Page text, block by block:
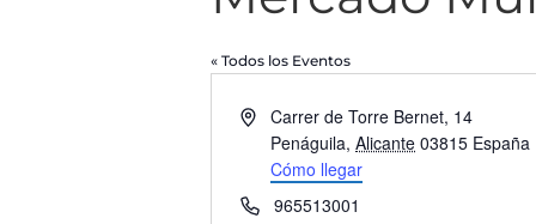
« Todos los Eventos
Dirección
Carrer de Torre Bernet, 14
Penáguila, Alicante 03815 España
Cómo llegar
Teléfono965513001